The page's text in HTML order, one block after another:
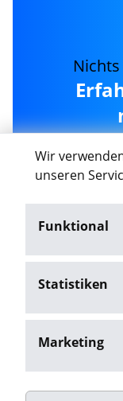
Wir
unseren
Funktional
Statistiken
Marketing
Mit dem Klick